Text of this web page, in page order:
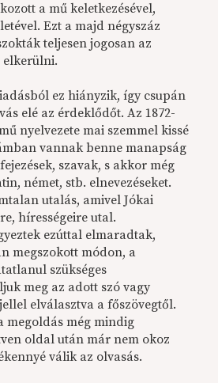
a mű keletkezésével,
Ezt a majd négyszáz
teljesen jogosan az
elkerülni.
ez hiányzik, így csupán
elé az érdeklődőt. Az 1872-
nyelvezete mai szemmel kissé
vannak benne manapság
szavak, s akkor még
német, stb. elnevezéseket.
utalás, amivel Jókai
hírességeire utal.
ezúttal elmaradtak,
megszokott módon, a
szükséges
meg az adott szó vagy
elválasztva a főszövegtől.
megoldás még mindig
oldal után már nem okoz
válik az olvasás.